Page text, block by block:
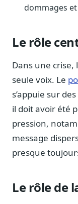
Blog &
Lexique
1027 termes
Glossaire
Lexique par
Sources
23 flux indexés
Nouveautés
Le changelog
Ils utilisent
Qui sommes-
Méthode,
dommages
Le rôle
Dans une crise,
seule voix. Le
s’appuie sur des
il doit avoir été
pression,
message
presque
Le rôle de